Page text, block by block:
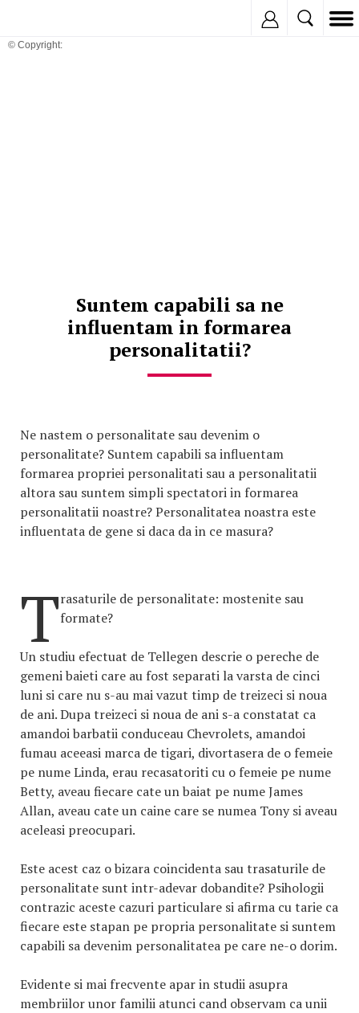
© Copyright:
Suntem capabili sa ne
influentam in formarea
personalitatii?
Ne nastem o personalitate sau devenim o
personalitate? Suntem capabili sa influentam
formarea propriei personalitati sau a personalitatii
altora sau suntem simpli spectatori in formarea
personalitatii noastre? Personalitatea noastra este
influentata de gene si daca da in ce masura?
Trasaturile de personalitate: mostenite sau
formate?
Un studiu efectuat de Tellegen descrie o pereche de
gemeni baieti care au fost separati la varsta de cinci
luni si care nu s-au mai vazut timp de treizeci si noua
de ani. Dupa treizeci si noua de ani s-a constatat ca
amandoi barbatii conduceau Chevrolets, amandoi
fumau aceeasi marca de tigari, divortasera de o femeie
pe nume Linda, erau recasatoriti cu o femeie pe nume
Betty, aveau fiecare cate un baiat pe nume James
Allan, aveau cate un caine care se numea Tony si aveau
aceleasi preocupari.
Este acest caz o bizara coincidenta sau trasaturile de
personalitate sunt intr-adevar dobandite? Psihologii
contrazic aceste cazuri particulare si afirma cu tarie ca
fiecare este stapan pe propria personalitate si suntem
capabili sa devenim personalitatea pe care ne-o dorim.
Evidente si mai frecvente apar in studii asupra
membriilor unor familii atunci cand observam ca unii